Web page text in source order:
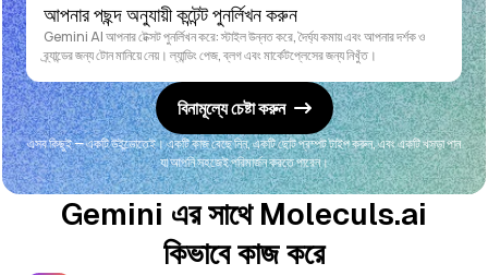
আপনার পছন্দ অনুযায়ী কন্টেন্ট পুনর্লিখন করুন
Gemini AI আপনার টেক্সট পুনর্লিখন করে: স্টাইল উন্নত করে, দৈর্ঘ্য কমায় এবং আপনার দর্শক ও
ব্র্যান্ডের জন্য টোন মানিয়ে নেয়। ল্যান্ডিং পেজ, ব্লগ এবং মার্কেটপ্লেসের জন্য নিখুঁত।
বিনামূল্যে চেষ্টা করুন
এসব কিছুই — একটি উইন্ডোতেই। একটি কাজ বেছে নিন, একটি ছোট প্রম্পট টাইপ করুন, এবং একটি খসড়া পান
যা আপনি সহজেই পরিমার্জন করতে পারেন।
Gemini এর সাথে Moleculs.ai
কিভাবে কাজ করে